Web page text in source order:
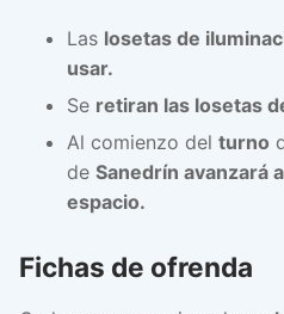
Las losetas de
usar.
Se retiran las losetas
Al comienzo del turno
de Sanedrín avanzará
espacio.
Fichas de ofrenda